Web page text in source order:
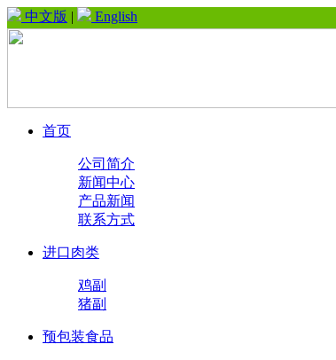
中文版 | English
首页
公司简介
新闻中心
产品新闻
联系方式
进口肉类
鸡副
猪副
预包装食品